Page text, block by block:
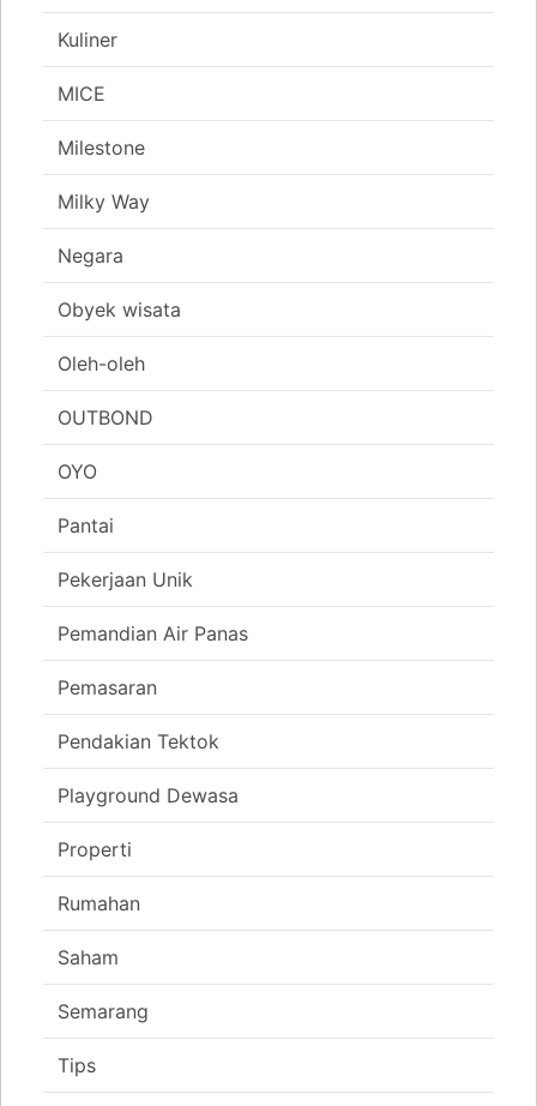
Kuliner
MICE
Milestone
Milky Way
Negara
Obyek wisata
Oleh-oleh
OUTBOND
OYO
Pantai
Pekerjaan Unik
Pemandian Air Panas
Pemasaran
Pendakian Tektok
Playground Dewasa
Properti
Rumahan
Saham
Semarang
Tips